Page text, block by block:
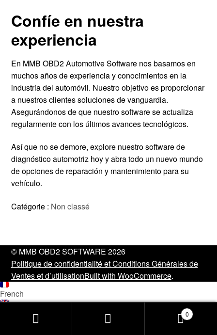
Confíe en nuestra
experiencia
En MMB OBD2 Automotive Software nos basamos en
muchos años de experiencia y conocimientos en la
industria del automóvil. Nuestro objetivo es proporcionar
a nuestros clientes soluciones de vanguardia.
Asegurándonos de que nuestro software se actualiza
regularmente con los últimos avances tecnológicos.
Así que no se demore, explore nuestro software de
diagnóstico automotriz hoy y abra todo un nuevo mundo
de opciones de reparación y mantenimiento para su
vehículo.
Catégorie : Non classé
© MMB OBD2 SOFTWARE 2026
Politique de confidentialité et Conditions Générales de
Ventes et d’utilisationBuilt with WooCommerce.
Recherche
Recherche
0
French